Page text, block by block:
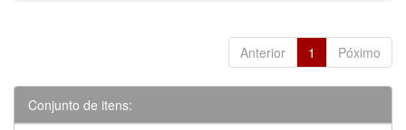
Anterior 1 Póximo
Conjunto de itens: